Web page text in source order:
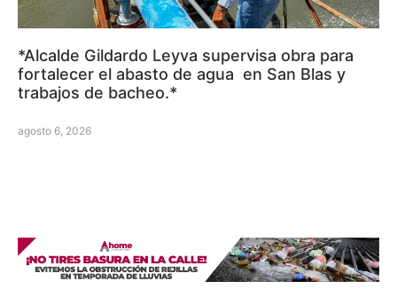
*Alcalde Gildardo Leyva supervisa obra para
fortalecer el abasto de agua en San Blas y
trabajos de bacheo.*
agosto 6, 2026